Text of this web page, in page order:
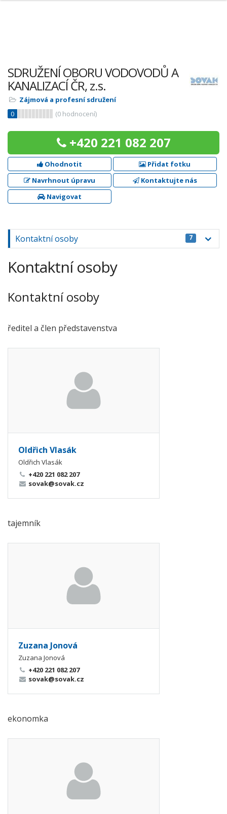
SDRUŽENÍ OBORU VODOVODŮ A
KANALIZACÍ ČR, z.s.
Zájmová a profesní sdružení
0
(0 hodnocení)
+420 221 082 207
Ohodnotit
Přidat fotku
Navrhnout úpravu
Kontaktujte nás
Navigovat
Kontaktní osoby 7
Kontaktní osoby
Kontaktní osoby
ředitel a člen představenstva
Oldřich Vlasák
Oldřich Vlasák
+420 221 082 207
sovak@sovak.cz
tajemník
Zuzana Jonová
Zuzana Jonová
+420 221 082 207
sovak@sovak.cz
ekonomka